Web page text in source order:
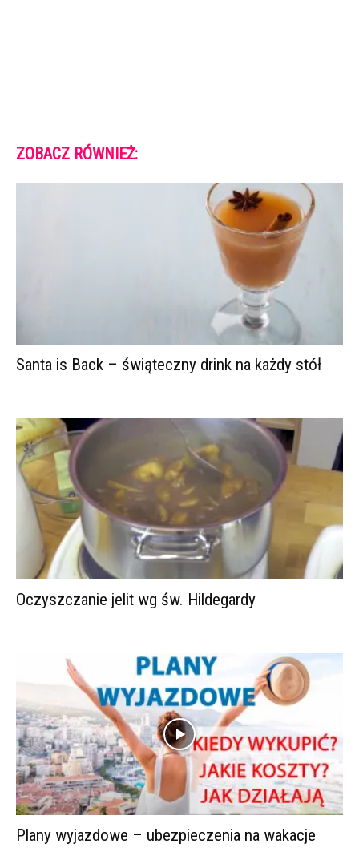
ZOBACZ RÓWNIEŻ:
Santa is Back – świąteczny drink na każdy stół
Oczyszczanie jelit wg św. Hildegardy
Plany wyjazdowe – ubezpieczenia na wakacje